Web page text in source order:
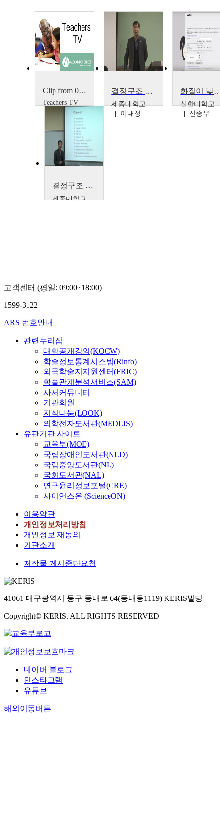
Clip from 012050065X
Teachers TV
Teachers
결정구조 및 X-선회절
세종대학교
이내성
화질이 낮거나 노이즈가 심한 사진이나 그림
신한대학교
신종우
결정구조 및 X-선회절
세종대학교
고객센터 (평일: 09:00~18:00)
1599-3122
ARS 번호안내
관련누리집
대학공개강의(KOCW)
학술정보통계시스템(Rinfo)
외국학술지지원센터(FRIC)
학술관계분석서비스(SAM)
사서커뮤니티
기관회원
지식나눔(LOOK)
의학전자도서관(MEDLIS)
유관기관 사이트
교육부(MOE)
국립장애인도서관(NLD)
국립중앙도서관(NL)
국회도서관(NAL)
연구윤리정보포털(CRE)
사이언스온 (ScienceON)
이용약관
개인정보처리방침
개인정보 재동의
기관소개
저작물 게시중단요청
41061 대구광역시 동구 동내로 64(동내동1119) KERIS빌딩
Copyright© KERIS. ALL RIGHTS RESERVED
네이버 블로그
인스타그램
유튜브
해외이동버튼